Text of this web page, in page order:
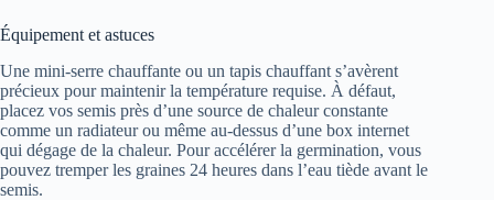
Équipement et astuces
Une mini-serre chauffante ou un tapis chauffant s’avèrent
précieux pour maintenir la température requise. À défaut,
placez vos semis près d’une source de chaleur constante
comme un radiateur ou même au-dessus d’une box internet
qui dégage de la chaleur. Pour accélérer la germination, vous
pouvez tremper les graines 24 heures dans l’eau tiède avant le
semis.